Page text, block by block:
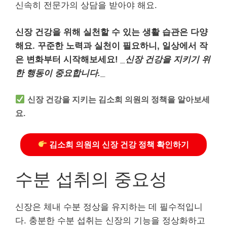
신속히 전문가의 상담을 받아야 해요.
신장 건강을 위해 실천할 수 있는 생활 습관은 다양
해요. 꾸준한 노력과 실천이 필요하니, 일상에서 작
은 변화부터 시작해보세요!
_신장 건강을 지키기 위
한 행동이 중요합니다.
신장 건강을 지키는 김소희 의원의 정책을 알아보세
요.
김소희 의원의 신장 건강 정책 확인하기
수분 섭취의 중요성
신장은 체내 수분 정상을 유지하는 데 필수적입니
다. 충분한 수분 섭취는 신장의 기능을 정상화하고